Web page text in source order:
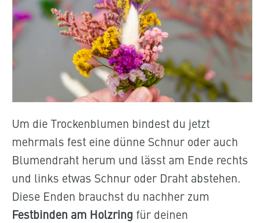
Um die Trockenblumen bindest du jetzt
mehrmals fest eine dünne Schnur oder auch
Blumendraht herum und lässt am Ende rechts
und links etwas Schnur oder Draht abstehen.
Diese Enden brauchst du nachher zum
Festbinden am Holzring für deinen